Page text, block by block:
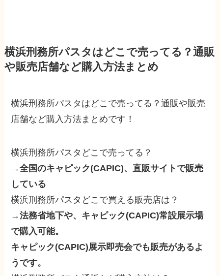
横浜刑務所パスタはどこで売ってる？通販
や販売店舗など購入方法まとめ
横浜刑務所パスタはどこで売ってる？通販や販売
店舗など購入方法まとめです！
横浜刑務所パスタどこで売ってる？
→全国のキャピック(CAPIC)、直販サイトで販売
している
横浜刑務所パスタどこで買える販売店は？
→法務省地下や、キャピック(CAPIC)常設展示場
で購入可能。
キャピック(CAPIC)展示即売会でも販売があるよ
うです。